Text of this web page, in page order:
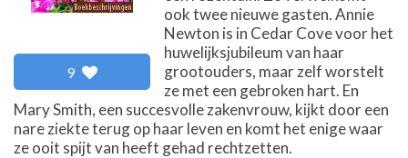
9
ook twee nieuwe gasten. Annie
Newton is in Cedar Cove voor het
huwelijksjubileum van haar
grootouders, maar zelf worstelt
ze met een gebroken hart. En
Mary Smith, een succesvolle zakenvrouw, kijkt door een
nare ziekte terug op haar leven en komt het enige waar
ze ooit spijt van heeft gehad rechtzetten.